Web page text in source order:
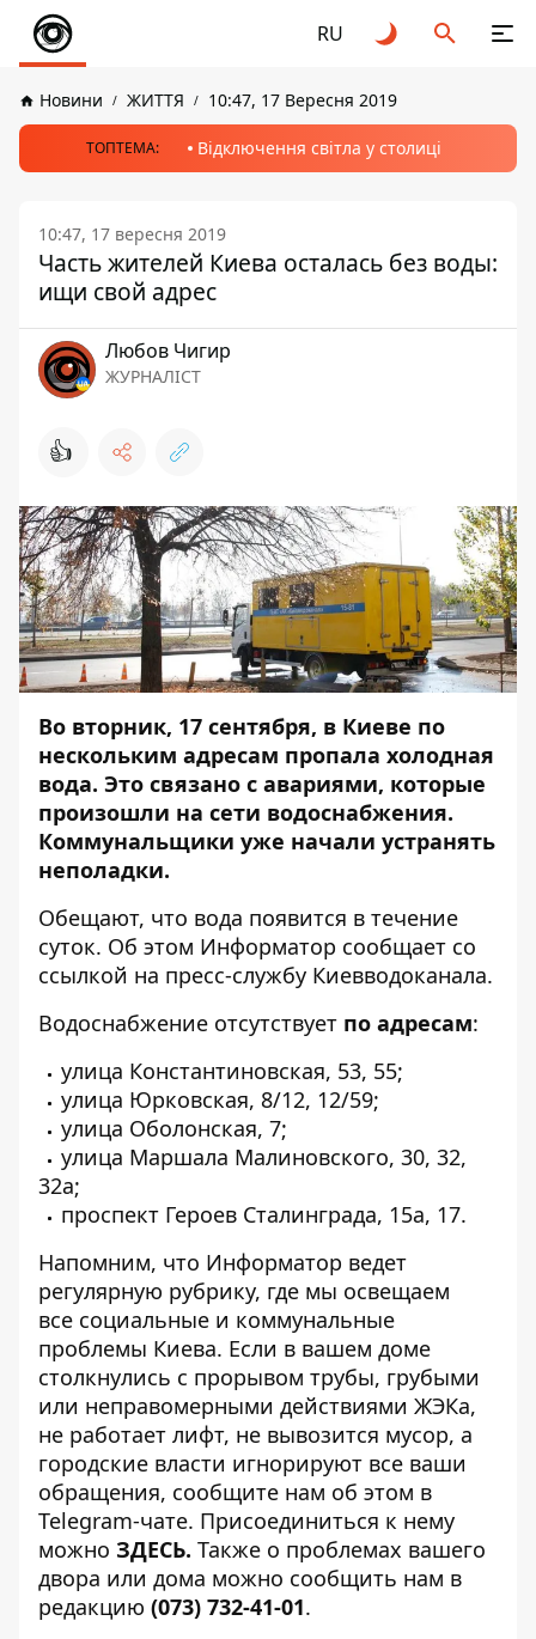
RU
Новини ЖИТТЯ 10:47, 17 Вересня 2019
ТОПТЕМА: Відключення світла у столиці
10:47, 17 вересня 2019
Часть жителей Киева осталась без воды:
ищи свой адрес
Любов Чигир
ЖУРНАЛІСТ
👍
Во вторник, 17 сентября, в Киеве по
нескольким адресам пропала холодная
вода. Это связано с авариями, которые
произошли на сети водоснабжения.
Коммунальщики уже начали устранять
неполадки.
Обещают, что вода появится в течение
суток. Об этом Информатор сообщает со
ссылкой на пресс-службу Киевводоканала.
Водоснабжение отсутствует по адресам:
улица Константиновская, 53, 55;
улица Юрковская, 8/12, 12/59;
улица Оболонская, 7;
улица Маршала Малиновского, 30, 32,
32а;
проспект Героев Сталинграда, 15а, 17.
Напомним, что Информатор ведет
регулярную рубрику, где мы освещаем
все социальные и коммунальные
проблемы Киева. Если в вашем доме
столкнулись с прорывом трубы, грубыми
или неправомерными действиями ЖЭКа,
не работает лифт, не вывозится мусор, а
городские власти игнорируют все ваши
обращения, сообщите нам об этом в
Telegram-чате. Присоединиться к нему
можно ЗДЕСЬ. Также о проблемах вашего
двора или дома можно сообщить нам в
редакцию (073) 732-41-01.